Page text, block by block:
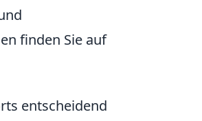
finden Sie auf
entscheidend